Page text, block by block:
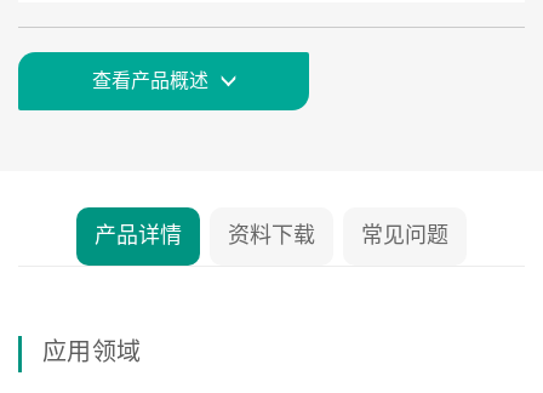
查看产品概述
产品详情 资料下载 常见问题
应用领域